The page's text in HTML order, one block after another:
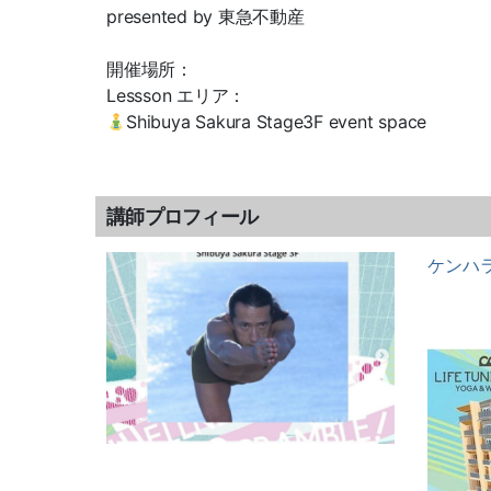
presented by 東急不動産
開催場所：
Lessson エリア：
Shibuya Sakura Stage3F event space
講師プロフィール
ケンハ